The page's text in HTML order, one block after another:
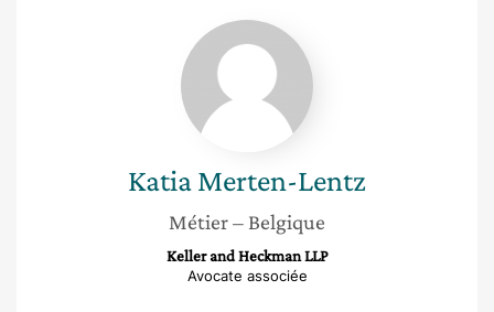
Katia
Merten-
Lentz
KatiaMerten-Lentz
Métier– Belgique
Keller and Heckman LLP
Avocate associée